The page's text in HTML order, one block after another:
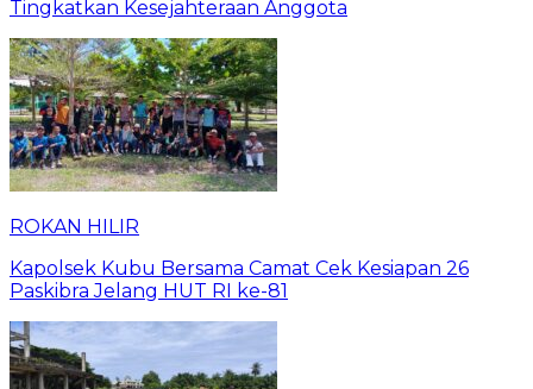
Tingkatkan Kesejahteraan Anggota
ROKAN HILIR
Kapolsek Kubu Bersama Camat Cek Kesiapan 26
Paskibra Jelang HUT RI ke-81